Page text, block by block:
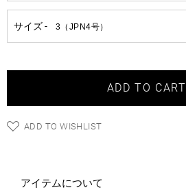
ADD TO CART
ADD TO WISHLIST
アイテムについて